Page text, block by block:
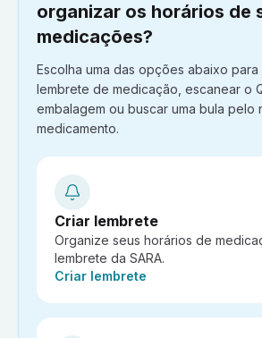
organizar os horários de
medicações?
Escolha uma das opções abaixo para
lembrete de medicação, escanear o
embalagem ou buscar uma bula pelo
medicamento.
Criar lembrete
Organize seus horários de
lembrete da SARA.
Ação:
Criar lembrete